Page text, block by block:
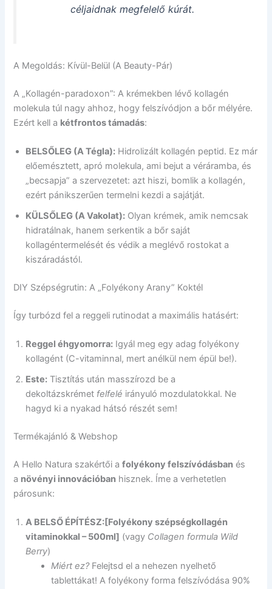
céljaidnak megfelelő kúrát.
A Megoldás: Kívül-Belül (A Beauty-Pár)
A „Kollagén-paradoxon”: A krémekben lévő kollagén
molekula túl nagy ahhoz, hogy felszívódjon a bőr mélyére.
Ezért kell a kétfrontos támadás:
BELSŐLEG (A Tégla): Hidrolizált kollagén peptid. Ez már
előemésztett, apró molekula, ami bejut a véráramba, és
„becsapja” a szervezetet: azt hiszi, bomlik a kollagén,
ezért pánikszerűen termelni kezdi a sajátját.
KÜLSŐLEG (A Vakolat): Olyan krémek, amik nemcsak
hidratálnak, hanem serkentik a bőr saját
kollagéntermelését és védik a meglévő rostokat a
kiszáradástól.
DIY Szépségrutin: A „Folyékony Arany” Koktél
Így turbózd fel a reggeli rutinodat a maximális hatásért:
Reggel éhgyomorra: Igyál meg egy adag folyékony
kollagént (C-vitaminnal, mert anélkül nem épül be!).
Este: Tisztítás után masszírozd be a
dekoltázskrémet felfelé irányuló mozdulatokkal. Ne
hagyd ki a nyakad hátsó részét sem!
Termékajánló & Webshop
A Hello Natura szakértői afolyékony felszívódásban és
a növényi innovációban hisznek. Íme a verhetetlen
párosunk:
A BELSŐ ÉPÍTÉSZ:[Folyékony szépségkollagén
vitaminokkal – 500ml] (vagy Collagen formula Wild
Berry)
Miért ez?Felejtsd el a nehezen nyelhető
tablettákat! A folyékony forma felszívódása 90%